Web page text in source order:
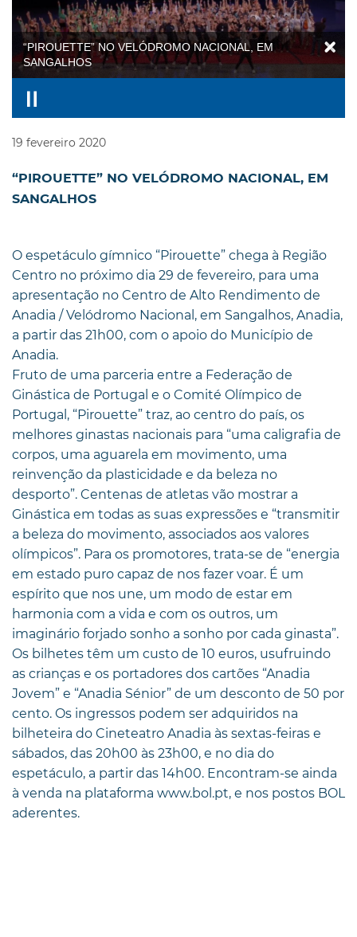
“PIROUETTE” NO VELÓDROMO NACIONAL, EM
SANGALHOS
19 fevereiro 2020
“PIROUETTE” NO VELÓDROMO NACIONAL, EM
SANGALHOS
O espetáculo gímnico “Pirouette” chega à Região
Centro no próximo dia 29 de fevereiro, para uma
apresentação no Centro de Alto Rendimento de
Anadia / Velódromo Nacional, em Sangalhos, Anadia,
a partir das 21h00, com o apoio do Município de
Anadia.
Fruto de uma parceria entre a Federação de
Ginástica de Portugal e o Comité Olímpico de
Portugal, “Pirouette” traz, ao centro do país, os
melhores ginastas nacionais para “uma caligrafia de
corpos, uma aguarela em movimento, uma
reinvenção da plasticidade e da beleza no
desporto”. Centenas de atletas vão mostrar a
Ginástica em todas as suas expressões e “transmitir
a beleza do movimento, associados aos valores
olímpicos”. Para os promotores, trata-se de “energia
em estado puro capaz de nos fazer voar. É um
espírito que nos une, um modo de estar em
harmonia com a vida e com os outros, um
imaginário forjado sonho a sonho por cada ginasta”.
Os bilhetes têm um custo de 10 euros, usufruindo
as crianças e os portadores dos cartões “Anadia
Jovem” e “Anadia Sénior” de um desconto de 50 por
cento. Os ingressos podem ser adquiridos na
bilheteira do Cineteatro Anadia às sextas-feiras e
sábados, das 20h00 às 23h00, e no dia do
espetáculo, a partir das 14h00. Encontram-se ainda
à venda na plataforma www.bol.pt, e nos postos BOL
aderentes.